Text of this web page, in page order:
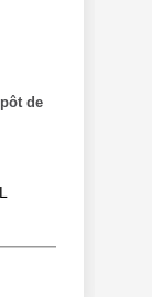
de